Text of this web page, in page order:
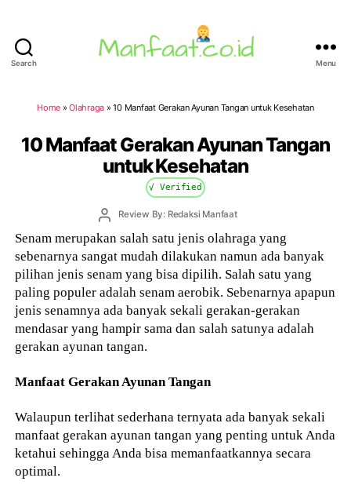
Search Menu
Home »Olahraga »10 Manfaat Gerakan Ayunan Tangan untuk Kesehatan
10 Manfaat Gerakan Ayunan Tangan
untuk Kesehatan
√ Verified
PostReview By: Redaksi Manfaat
Senam merupakan salah satu jenis olahraga yang
sebenarnya sangat mudah dilakukan namun ada banyak
pilihan jenis senam yang bisa dipilih. Salah satu yang
paling populer adalah senam aerobik. Sebenarnya apapun
jenis senamnya ada banyak sekali gerakan-gerakan
mendasar yang hampir sama dan salah satunya adalah
gerakan ayunan tangan.
Manfaat Gerakan Ayunan Tangan
Walaupun terlihat sederhana ternyata ada banyak sekali
manfaat gerakan ayunan tangan yang penting untuk Anda
ketahui sehingga Anda bisa memanfaatkannya secara
optimal.